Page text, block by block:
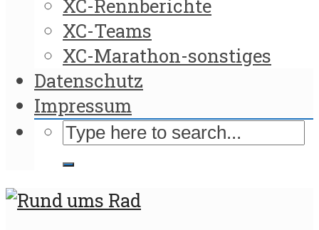
XC-Rennberichte
XC-Teams
XC-Marathon-sonstiges
Datenschutz
Impressum